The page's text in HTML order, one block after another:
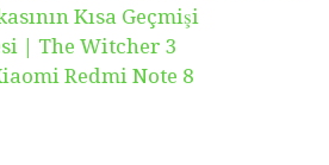
Kısa Geçmişi
| The Witcher 3
Redmi Note 8